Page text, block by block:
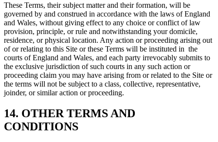
These Terms, their subject matter and their formation, will be
governed by and construed in accordance with the laws of England
and Wales, without giving effect to any choice or conflict of law
provision, principle, or rule and notwithstanding your domicile,
residence, or physical location. Any action or proceeding arising out
of or relating to this Site or these Terms will be instituted in the
courts of England and Wales, and each party irrevocably submits to
the exclusive jurisdiction of such courts in any such action or
proceeding claim you may have arising from or related to the Site or
the terms will not be subject to a class, collective, representative,
joinder, or similar action or proceeding.
14. OTHER TERMS AND
CONDITIONS